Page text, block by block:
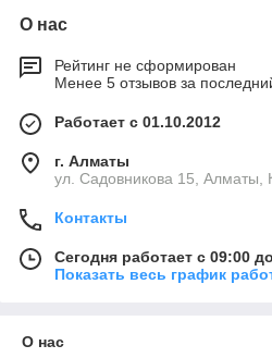
О нас
Рейтинг не сформирован
Менее 5 отзывов за
Работает с 01.10.2012
г. Алматы
ул. Садовникова 15, Алматы,
Контакты
Сегодня работает с 09:00
Показать весь график
О нас